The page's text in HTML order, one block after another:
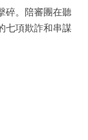
碎。陪審團在聽
七項欺詐和串謀